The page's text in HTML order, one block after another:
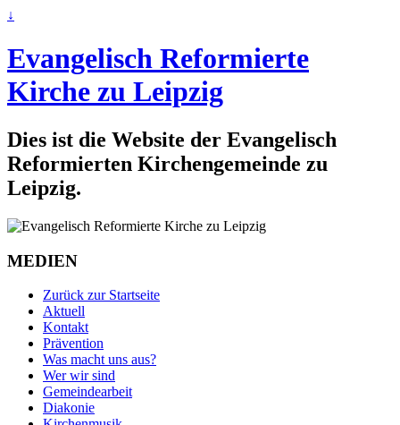
↓
Evangelisch Reformierte
Kirche zu Leipzig
Dies ist die Website der Evangelisch
Reformierten Kirchengemeinde zu
Leipzig.
MEDIEN
Zurück zur Startseite
Aktuell
Kontakt
Prävention
Was macht uns aus?
Wer wir sind
Gemeindearbeit
Diakonie